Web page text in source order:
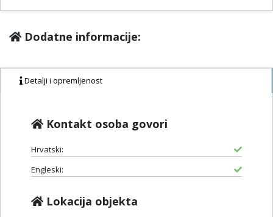
Dodatne informacije:
Detalji i opremljenost
Kontakt osoba govori
Hrvatski:
Engleski:
Lokacija objekta